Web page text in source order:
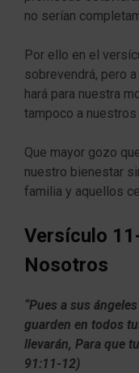
no serían
Por ello en el
sobrevendrá, pero
hará para nuestra
tampoco a
Que mayor gozo
nuestro bienestar
familia y aquellos
Versículo
Nosotros
“Pues a sus
guarden en todos
llevarán, Para que
91:11-12)